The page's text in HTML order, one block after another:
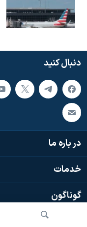
دنبال کنید
در باره ما
خدمات
گوناگون